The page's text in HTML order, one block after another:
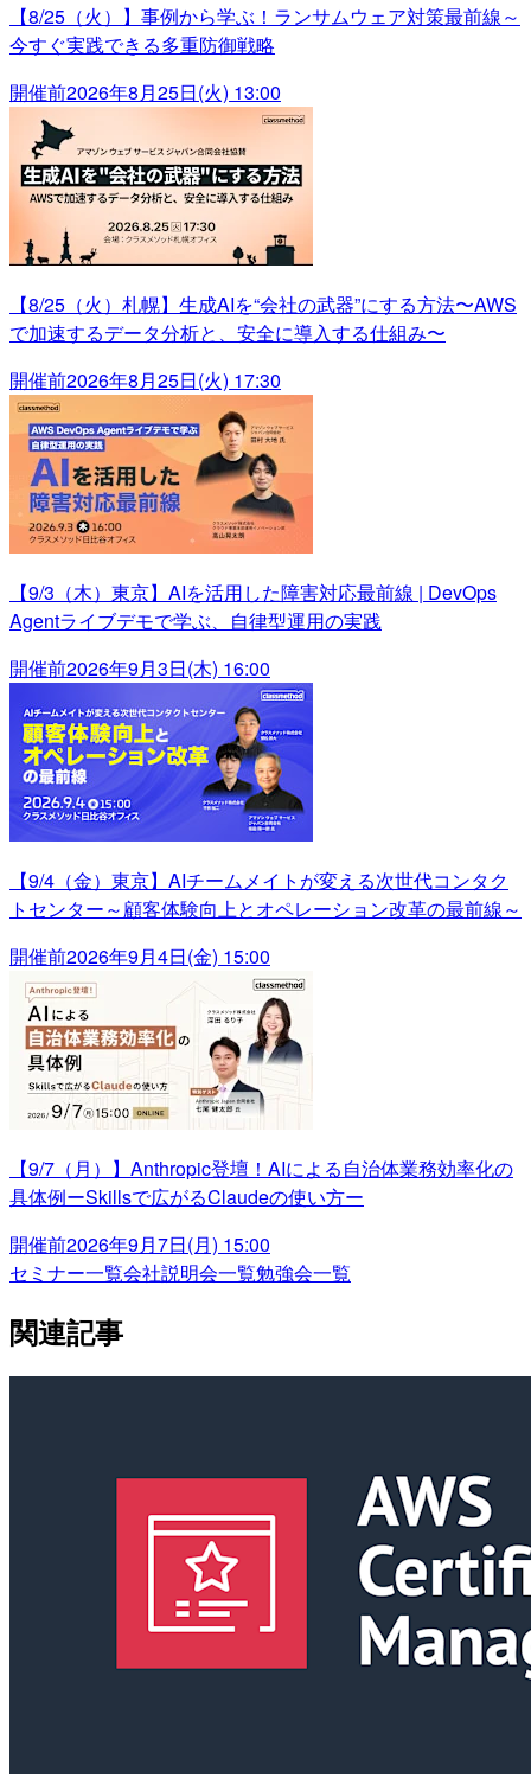
【8/25（火）】事例から学ぶ！ランサムウェア対策最前線～
今すぐ実践できる多重防御戦略
開催前2026年8月25日(火) 13:00
【8/25（火）札幌】生成AIを“会社の武器”にする方法〜AWS
で加速するデータ分析と、安全に導入する仕組み〜
開催前2026年8月25日(火) 17:30
【9/3（木）東京】AIを活用した障害対応最前線 | DevOps
Agentライブデモで学ぶ、自律型運用の実践
開催前2026年9月3日(木) 16:00
【9/4（金）東京】AIチームメイトが変える次世代コンタク
トセンター～顧客体験向上とオペレーション改革の最前線～
開催前2026年9月4日(金) 15:00
【9/7（月）】Anthropic登壇！AIによる自治体業務効率化の
具体例ーSkillsで広がるClaudeの使い方ー
開催前2026年9月7日(月) 15:00
セミナー一覧会社説明会一覧勉強会一覧
関連記事